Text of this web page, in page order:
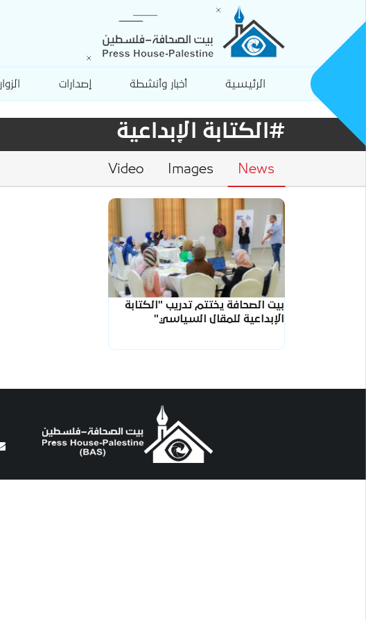
الرئيسية أخبار وأنشطة إصدارات الزوار
#الكتابة الإبداعية
News
Images
Video
بيت الصحافة يختتم تدريب "الكتابة
الإبداعية للمقال السياسي"